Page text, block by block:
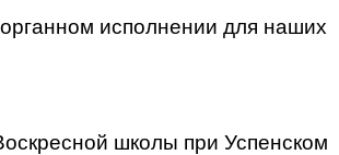
школы при Успенском